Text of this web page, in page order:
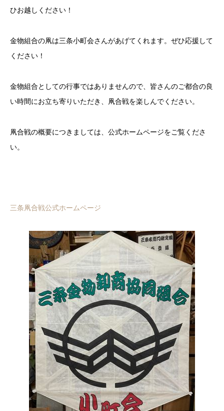
ひお越しください！
金物組合の凧は三条小町会さんがあげてくれます。ぜひ応援して
ください！
金物組合としての行事ではありませんので、皆さんのご都合の良
い時間にお立ち寄りいただき、凧合戦を楽しんでください。
凧合戦の概要につきましては、公式ホームページをご覧くださ
い。
三条凧合戦公式ホームページ